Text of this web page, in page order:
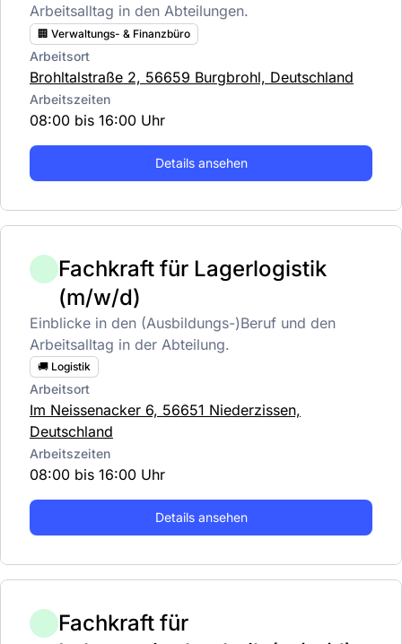
Arbeitsalltag in den Abteilungen.
🏢 Verwaltungs- & Finanzbüro
Arbeitsort
Brohltalstraße 2, 56659 Burgbrohl, Deutschland
Arbeitszeiten
08:00 bis 16:00 Uhr
Details ansehen
Fachkraft für Lagerlogistik
(m/w/d)
Einblicke in den (Ausbildungs-)Beruf und den
Arbeitsalltag in der Abteilung.
🚚 Logistik
Arbeitsort
Im Neissenacker 6, 56651 Niederzissen,
Deutschland
Arbeitszeiten
08:00 bis 16:00 Uhr
Details ansehen
Fachkraft für